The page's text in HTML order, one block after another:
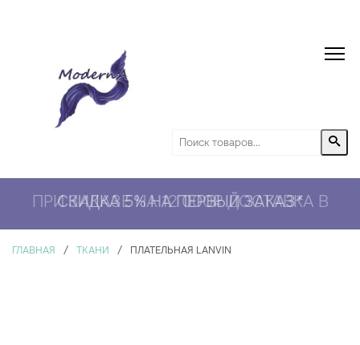
ПРИ ЗАКАЗЕ НА 12 000₽ ДОСТАВКА В
ПОДАРОК*
СКИДКА 5% НА ПЕРВЫЙ ЗАКАЗ*
ГЛАВНАЯ / ТКАНИ / ПЛАТЕЛЬНАЯ LANVIN